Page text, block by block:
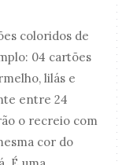
coloridos de
04 cartões
lilás e
entre 24
o recreio com
cor do